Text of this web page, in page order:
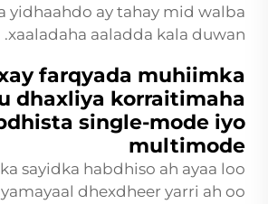
yidhaahdo ay tahay mid walba
xaaladaha aaladda kala duwan.
farqyada muhiimka
dhaxliya korraitimaha
single-mode iyo
multimode
sayidka habdhiso ah ayaa loo
dhexdheer yarri ah oo